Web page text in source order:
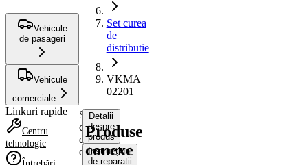
Vehicule
de pasageri
Vehicule
comerciale
Linkuri rapide
Centru
tehnologic
Set curea
de
distributie
VKMA
02201
Set
curea
de
distributie
Detalii
despre
produs
Instrucțiuni
de reparații
Produse
conexe